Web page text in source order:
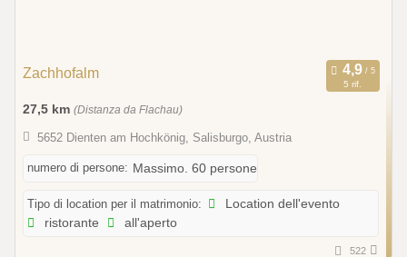
Zachhofalm
5 rif.
27,5 km (Distanza da Flachau)
5652 Dienten am Hochkönig, Salisburgo, Austria
numero di persone: Massimo. 60 persone
Tipo di location per il matrimonio:
Location dell'evento
ristorante
all'aperto
522